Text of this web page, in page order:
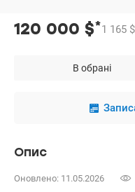
120 000 $*1 165 $
В обрані
Опис
Оновлено: 11.05.2026